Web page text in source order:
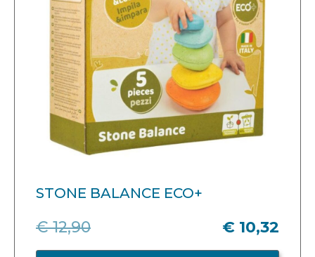
STONE BALANCE ECO+
€ 12,90 € 10,32